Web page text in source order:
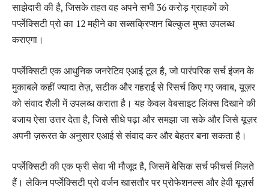
साझेदारी की है, जिसके तहत वह अपने सभी 36 करोड़ ग्राहकों को
पर्प्लेक्सिटी प्रो का 12 महीने का सब्सक्रिप्शन बिल्कुल मुफ्त उपलब्ध
कराएगा।
पर्प्लेक्सिटी एक आधुनिक जनरेटिव एआई टूल है, जो पारंपरिक सर्च इंजन के
मुकाबले कहीं ज्यादा तेज़, सटीक और गहराई से रिसर्च किए गए जवाब, यूज़र
को संवाद शैली में उपलब्ध कराता है। यह केवल वेबसाइट लिंक्स दिखाने की
बजाय ऐसा उत्तर देता है, जिसे सीधे पढ़ा और समझा जा सके और जिसे यूज़र
अपनी ज़रूरत के अनुसार एआई से संवाद कर और बेहतर बना सकता है।
पर्प्लेक्सिटी की एक फ्री सेवा भी मौजूद है, जिसमें बेसिक सर्च फीचर्स मिलते
हैं। लेकिन पर्प्लेक्सिटी प्रो वर्जन खासतौर पर प्रोफेशनल्स और हेवी यूज़र्स